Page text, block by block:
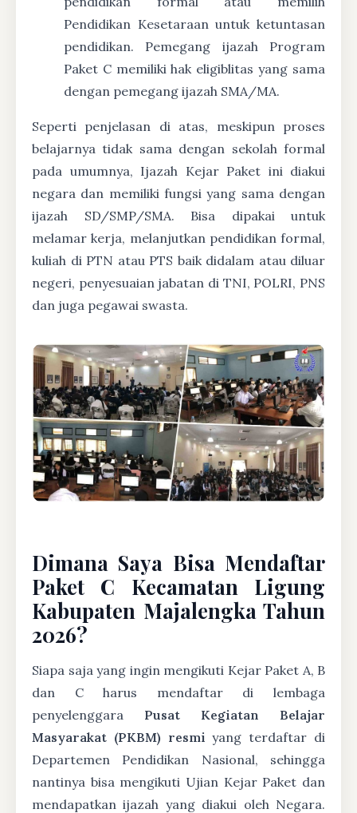
Pendidikan Kesetaraan untuk ketuntasan
pendidikan. Pemegang ijazah Program
Paket C memiliki hak eligiblitas yang sama
dengan pemegang ijazah SMA/MA.
Seperti penjelasan di atas, meskipun proses
belajarnya tidak sama dengan sekolah formal
pada umumnya, Ijazah Kejar Paket ini diakui
negara dan memiliki fungsi yang sama dengan
ijazah SD/SMP/SMA. Bisa dipakai untuk
melamar kerja, melanjutkan pendidikan formal,
kuliah di PTN atau PTS baik didalam atau diluar
negeri, penyesuaian jabatan di TNI, POLRI, PNS
dan juga pegawai swasta.
Dimana Saya Bisa Mendaftar
Paket C Kecamatan Ligung
Kabupaten Majalengka Tahun
2026?
Siapa saja yang ingin mengikuti Kejar Paket A, B
dan C harus mendaftar di lembaga
penyelenggara Pusat Kegiatan Belajar
Masyarakat (PKBM) resmi yang terdaftar di
Departemen Pendidikan Nasional, sehingga
nantinya bisa mengikuti Ujian Kejar Paket dan
mendapatkan ijazah yang diakui oleh Negara.